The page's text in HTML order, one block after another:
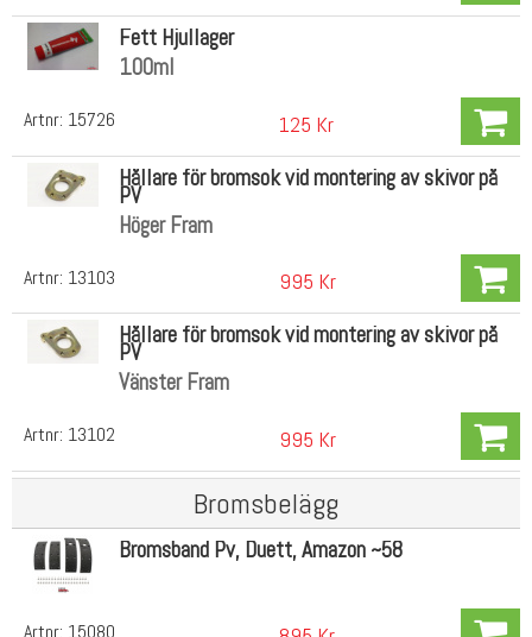
Artnr: 15726
Fett Hjullager
100ml
125 Kr
Artnr: 13103
Hållare för bromsok vid montering av skivor på
PV
Höger Fram
995 Kr
Artnr: 13102
Hållare för bromsok vid montering av skivor på
PV
Vänster Fram
995 Kr
Bromsbelägg
Artnr: 15080
Bromsband Pv, Duett, Amazon ~58